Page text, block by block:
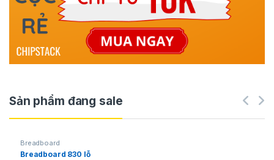
Sản phẩm đang sale
Breadboard
Breadboard 830 lỗ